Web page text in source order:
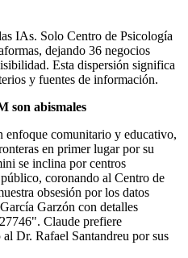
IAs. Solo Centro de Psicología
dejando 36 negocios
Esta dispersión significa
y fuentes de información.
son abismales
comunitario y educativo,
en primer lugar por su
se inclina por centros
coronando al Centro de
obsesión por los datos
Garzón con detalles
Claude prefiere
Dr. Rafael Santandreu por sus